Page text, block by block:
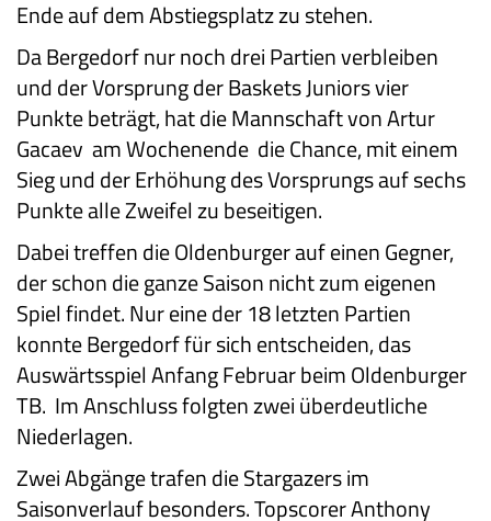
Ende auf dem Abstiegsplatz zu stehen.
Da Bergedorf nur noch drei Partien verbleiben
und der Vorsprung der Baskets Juniors vier
Punkte beträgt, hat die Mannschaft von Artur
Gacaev am Wochenende die Chance, mit einem
Sieg und der Erhöhung des Vorsprungs auf sechs
Punkte alle Zweifel zu beseitigen.
Dabei treffen die Oldenburger auf einen Gegner,
der schon die ganze Saison nicht zum eigenen
Spiel findet. Nur eine der 18 letzten Partien
konnte Bergedorf für sich entscheiden, das
Auswärtsspiel Anfang Februar beim Oldenburger
TB. Im Anschluss folgten zwei überdeutliche
Niederlagen.
Zwei Abgänge trafen die Stargazers im
Saisonverlauf besonders. Topscorer Anthony